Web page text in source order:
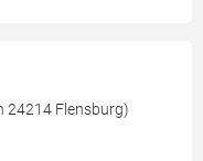
24214 Flensburg)